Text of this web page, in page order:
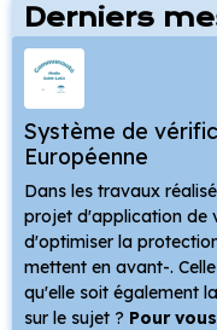
Derniers
Système de
Européenne
Dans les travaux
projet d'application de
d'optimiser la
mettent en avant-.
qu'elle soit également
sur le sujet ? Pour